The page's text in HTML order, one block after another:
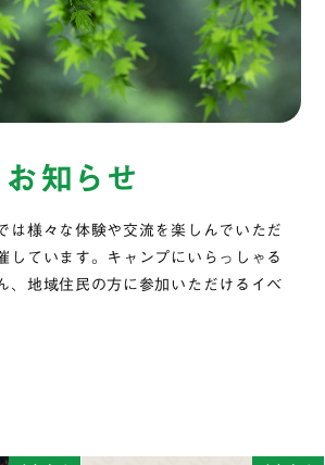
お知らせ
は様々な体験や交流を楽しんでいただ
しています。キャンプにいらっしゃる
、地域住民の方に参加いただけるイベ